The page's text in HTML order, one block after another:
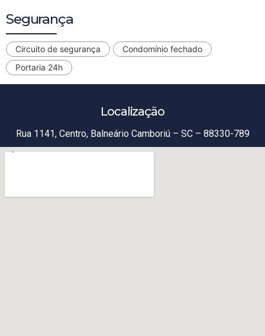
Segurança
Circuito de segurança
Condomínio fechado
Portaria 24h
Localização
Rua 1141, Centro, Balneário Camboriú – SC – 88330-789